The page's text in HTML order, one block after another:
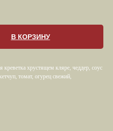
В КОРЗИНУ
креветка хрустящем кляре, чеддер, соус
томат, огурец свежий,